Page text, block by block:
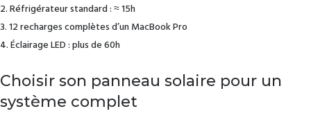
Réfrigérateur standard : ≈ 15h
12 recharges complètes d’un MacBook Pro
Éclairage LED : plus de 60h
Choisir son panneau solaire pour un
système complet